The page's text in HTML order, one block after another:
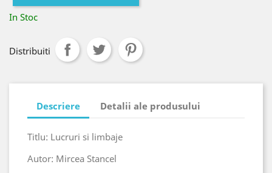
In Stoc
Distribuiti
Descriere Detalii ale produsului
Titlu: Lucruri si limbaje
Autor: Mircea Stancel